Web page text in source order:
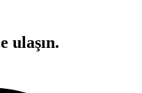
ulaşın.